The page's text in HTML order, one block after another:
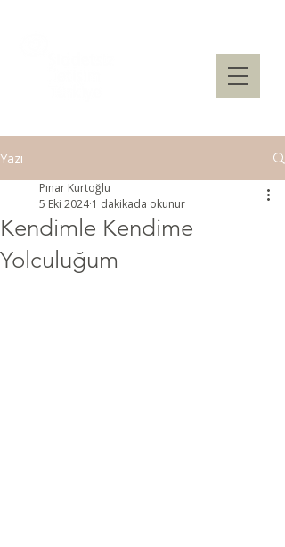
Yazı
Kendimle Kendime
Yolculuğum
Pınar Kurtoğlu
5 Eki 2024 1 dakikada okunur